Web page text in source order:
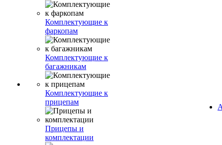
Комплектующие к
фаркопам
Комплектующие к
багажникам
Комплектующие к
прицепам
Прицепы и
комплектации